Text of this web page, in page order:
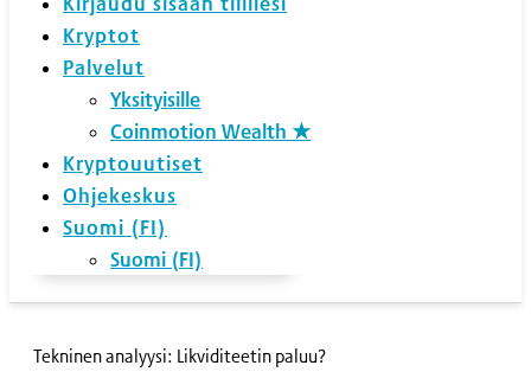
Kryptot
Palvelut
Yksityisille
Coinmotion Wealth ★
Kryptouutiset
Ohjekeskus
Suomi (FI)
Suomi (FI)
Tekninen analyysi: Likviditeetin paluu?